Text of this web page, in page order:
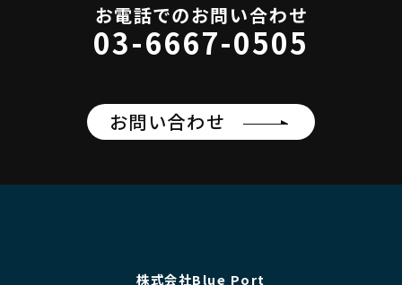
お電話でのお問い合わせ
03-6667-0505
お問い合わせ
株式会社Blue Port